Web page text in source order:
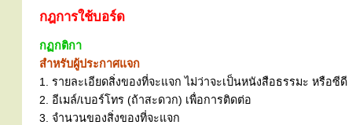
กฎการใช้บอร์ด
กฏกติกา
สำหรับผู้ประกาศแจก
1. รายละเอียดสิ่งของที่จะแจก ไม่ว่าจะเป็นหนังสือธรรมะ หรือซีดี
2. อีเมล์/เบอร์โทร (ถ้าสะดวก) เพื่อการติดต่อ
3. จำนวนของสิ่งของที่จะแจก